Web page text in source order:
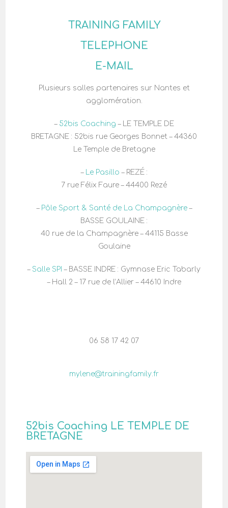
TRAINING FAMILY
TELEPHONE
E-MAIL
Plusieurs salles partenaires sur Nantes et
agglomération.
– 52bis Coaching – LE TEMPLE DE
BRETAGNE : 52bis rue Georges Bonnet – 44360
Le Temple de Bretagne
– Le Pasillo – REZÉ :
7 rue Félix Faure – 44400 Rezé
– Pôle Sport & Santé de La Champagnère–
BASSE GOULAINE :
40 rue de la Champagnère – 44115 Basse
Goulaine
– Salle SPI – BASSE INDRE : Gymnase Eric Tabarly
– Hall 2 – 17 rue de l’Allier – 44610 Indre
06 58 17 42 07
mylene@trainingfamily.fr
52bis Coaching LE TEMPLE DE
BRETAGNE